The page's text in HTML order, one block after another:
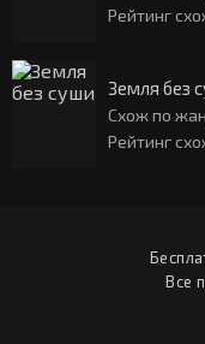
Рейтинг
Земля без
Схож по
Рейтинг
Все